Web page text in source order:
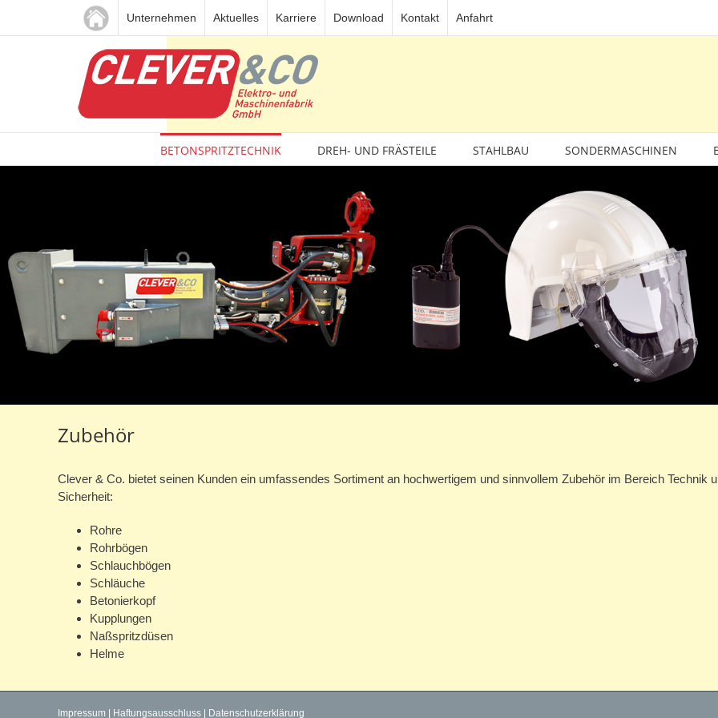
Unternehmen Aktuelles Karriere Download Kontakt Anfahrt
BETONSPRITZTECHNIK DREH- UND FRÄSTEILE STAHLBAU SONDERMASCHINEN
Zubehör
Clever & Co. bietet seinen Kunden ein umfassendes Sortiment an hochwertigem und sinnvollem Zubehör im Bereich Technik
Sicherheit:
Rohre
Rohrbögen
Schlauchbögen
Schläuche
Betonierkopf
Kupplungen
Naßspritzdüsen
Helme
Impressum | Haftungsausschluss | Datenschutzerklärung